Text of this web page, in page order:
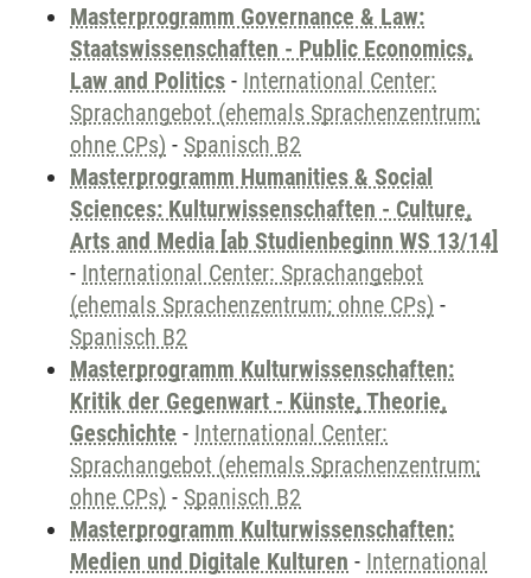
Masterprogramm Governance & Law:
Staatswissenschaften - Public Economics,
Law and Politics - International Center:
Sprachangebot (ehemals Sprachenzentrum;
ohne CPs) - Spanisch B2
Masterprogramm Humanities & Social
Sciences: Kulturwissenschaften - Culture,
Arts and Media [ab Studienbeginn WS 13/14]
- International Center: Sprachangebot
(ehemals Sprachenzentrum; ohne CPs) -
Spanisch B2
Masterprogramm Kulturwissenschaften:
Kritik der Gegenwart - Künste, Theorie,
Geschichte - International Center:
Sprachangebot (ehemals Sprachenzentrum;
ohne CPs) - Spanisch B2
Masterprogramm Kulturwissenschaften:
Medien und Digitale Kulturen - International